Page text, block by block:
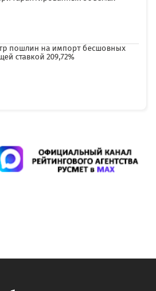
пошлин на импорт бесшовных
ставкой 209,72%